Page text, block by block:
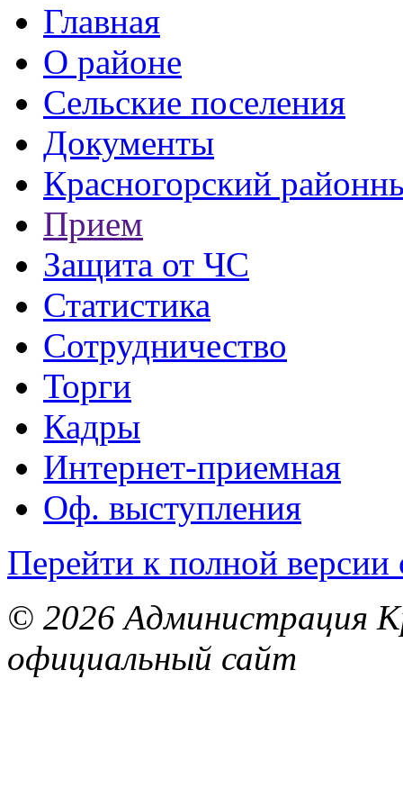
Главная
О районе
Сельские поселения
Документы
Красногорский
Прием
Защита от ЧС
Статистика
Сотрудничество
Торги
Кадры
Интернет-приемная
Оф. выступления
Перейти к полной версии
© 2026 Администрация
официальный сайт